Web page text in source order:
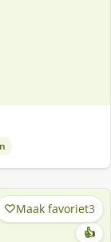
Maak favoriet3
👍